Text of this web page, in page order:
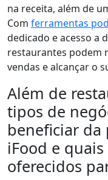
na receita, além de
Com ferramentas
dedicado e acesso a
restaurantes podem
vendas e alcançar o
Além de
tipos de
beneficiar da
iFood e
oferecidos